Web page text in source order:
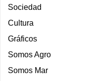
Sociedad
Cultura
Gráficos
Somos Agro
Somos Mar